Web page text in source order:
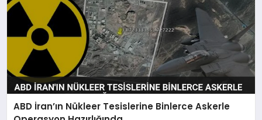
ABD İran’ın Nükleer Tesislerine Binlerce Askerle